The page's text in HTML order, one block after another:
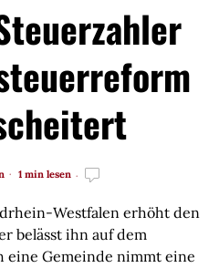
1 min lesen
Westfalen erhöht den
belässt ihn auf dem
eine Gemeinde nimmt eine